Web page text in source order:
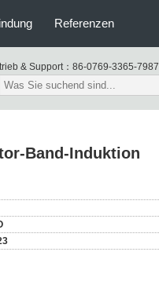
Referenzen
& Support： 86-0769-3365-7987
Band-Induktion